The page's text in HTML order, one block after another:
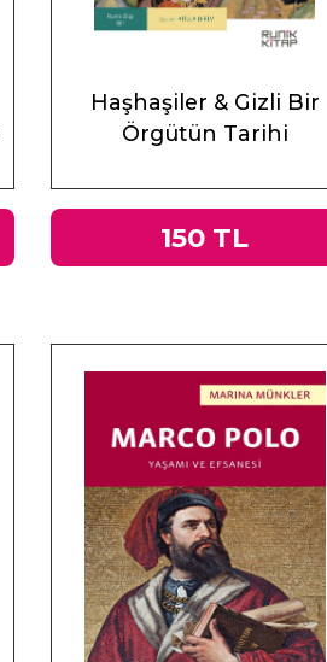
Haşhaşiler & Gizli Bir
Örgütün Tarihi
150 TL